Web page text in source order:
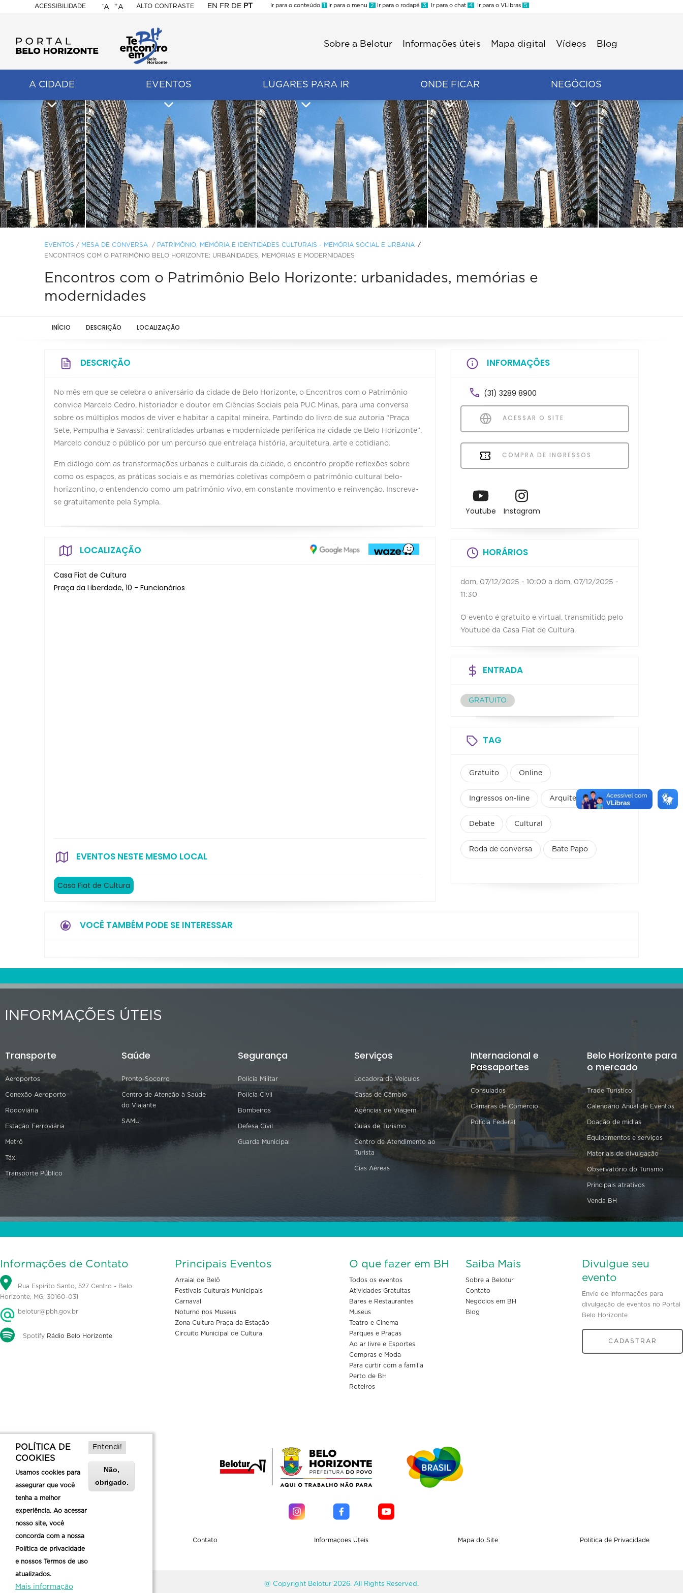
ACESSIBILIDADE
BELO
HORIZONTE
-A +A ALTO CONTRASTE EN FR DE PT
Ir para o conteúdo 1 Ir para o menu 2 Ir para o rodapé 3 Ir para o chat 4 Ir para o VLibras 5
Sobre a Belotur Informações úteis Mapa digital Vídeos Blog
A CIDADE EVENTOS LUGARES PARA IR ONDE FICAR NEGÓCIOS
EVENTOS / MESA DE CONVERSA / PATRIMÔNIO, MEMÓRIA E IDENTIDADES CULTURAIS - MEMÓRIA SOCIAL E URBANA
ENCONTROS COM O PATRIMÔNIO BELO HORIZONTE: URBANIDADES, MEMÓRIAS E MODERNIDADES
Encontros com o Patrimônio Belo Horizonte: urbanidades, memórias e
modernidades
INÍCIO DESCRIÇÃO LOCALIZAÇÃO
DESCRIÇÃO
No mês em que se celebra o aniversário da cidade de Belo Horizonte, o Encontros com o Patrimônio
convida Marcelo Cedro, historiador e doutor em Ciências Sociais pela PUC Minas, para uma conversa
sobre os múltiplos modos de viver e habitar a capital mineira. Partindo do livro de sua autoria “Praça
Sete, Pampulha e Savassi: centralidades urbanas e modernidade periférica na cidade de Belo Horizonte”,
Marcelo conduz o público por um percurso que entrelaça história, arquitetura, arte e cotidiano.
Em diálogo com as transformações urbanas e culturais da cidade, o encontro propõe reflexões sobre
como os espaços, as práticas sociais e as memórias coletivas compõem o patrimônio cultural belo-
horizontino, o entendendo como um patrimônio vivo, em constante movimento e reinvenção. Inscreva-
se gratuitamente pela Sympla.
LOCALIZAÇÃO
Casa Fiat de Cultura
Praça da Liberdade, 10 - Funcionários
EVENTOS NESTE MESMO LOCAL
Casa Fiat de Cultura
INFORMAÇÕES
(31) 3289 8900
ACESSAR O SITE
COMPRA DE INGRESSOS
Youtube Instagram
HORÁRIOS
dom, 07/12/2025 - 10:00 a dom, 07/12/2025 -
11:30
O evento é gratuito e virtual, transmitido pelo
Youtube da Casa Fiat de Cultura.
ENTRADA
GRATUITO
TAG
Gratuito Online
Ingressos on-line Arquitetura
Debate Cultural
Roda de conversa Bate Papo
VOCÊ TAMBÉM PODE SE INTERESSAR
INFORMAÇÕES ÚTEIS
Transporte
Aeroportos
Conexão Aeroporto
Rodoviária
Estação Ferroviária
Metrô
Táxi
Transporte Público
Saúde
Pronto-Socorro
Centro de Atenção à Saúde
do Viajante
SAMU
Segurança
Polícia Militar
Polícia Civil
Bombeiros
Defesa Civil
Guarda Municipal
Serviços
Locadora de Veículos
Casas de Câmbio
Agências de Viagem
Guias de Turismo
Centro de Atendimento ao
Turista
Cias Aéreas
Internacional e
Passaportes
Consulados
Câmaras de Comércio
Polícia Federal
Belo Horizonte para
o mercado
Trade Turístico
Calendário Anual de Eventos
Doação de mídias
Equipamentos e serviços
Materiais de divulgação
Observatório do Turismo
Principais atrativos
Venda BH
Informações de Contato
Rua Espírito Santo, 527 Centro - Belo
Horizonte, MG, 30160-031
belotur@pbh.gov.br
Spotify Rádio Belo Horizonte
Principais Eventos
Arraial de Belô
Festivais Culturais Municipais
Carnaval
Noturno nos Museus
Zona Cultura Praça da Estação
Circuito Municipal de Cultura
O que fazer em BH
Todos os eventos
Atividades Gratuitas
Bares e Restaurantes
Museus
Teatro e Cinema
Parques e Praças
Ao ar livre e Esportes
Compras e Moda
Para curtir com a familia
Perto de BH
Roteiros
Saiba Mais
Sobre a Belotur
Contato
Negócios em BH
Blog
Divulgue seu
evento
Envio de informações para
divulgação de eventos no Portal
Belo Horizonte
CADASTRAR
Contato Informaçoes Üteis Mapa do Site Politica de Privacidade
@ Copyright Belotur 2026. All Rights Reserved.
POLÍTICA DE
COOKIES
Usamos cookies para
assegurar que você
tenha a melhor
experiência. Ao acessar
nosso site, você
concorda com a nossa
Política de privacidade
e nossos Termos de uso
atualizados.
Mais informação
Entendi!
Não,
obrigado.